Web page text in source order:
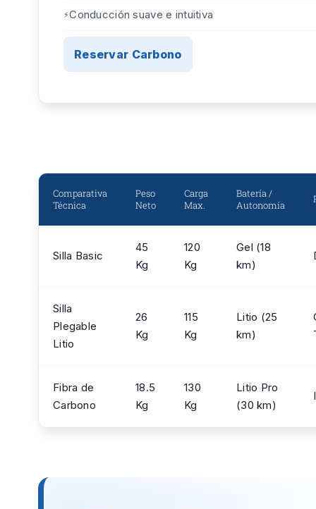
Conducción suave e intuitiva
Reservar Carbono
Comparativa
Técnica
Peso
Neto
Carga
Max.
Batería /
Autonomía
Silla Basic
45
Kg
120
Kg
Gel (18
km)
Silla
Plegable
Litio
26
Kg
115
Kg
Litio (25
km)
Fibra de
Carbono
18.5
Kg
130
Kg
Litio Pro
(30 km)